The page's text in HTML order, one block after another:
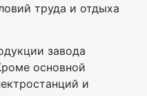
труда и отдыха
завода
основной
и